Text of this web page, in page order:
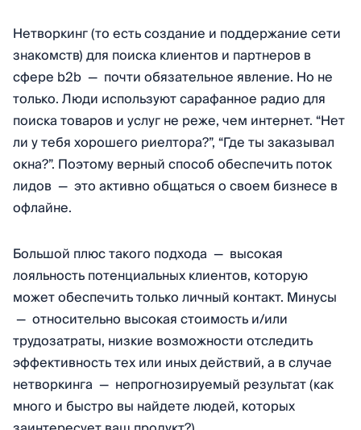
Нетворкинг (то есть создание и поддержание сети
знакомств) для поиска клиентов и партнеров в
сфере b2b — почти обязательное явление. Но не
только. Люди используют сарафанное радио для
поиска товаров и услуг не реже, чем интернет. “Нет
ли у тебя хорошего риелтора?”, “Где ты заказывал
окна?”. Поэтому верный способ обеспечить поток
лидов — это активно общаться о своем бизнесе в
офлайне.
Большой плюс такого подхода — высокая
лояльность потенциальных клиентов, которую
может обеспечить только личный контакт. Минусы
— относительно высокая стоимость и/или
трудозатраты, низкие возможности отследить
эффективность тех или иных действий, а в случае
нетворкинга — непрогнозируемый результат (как
много и быстро вы найдете людей, которых